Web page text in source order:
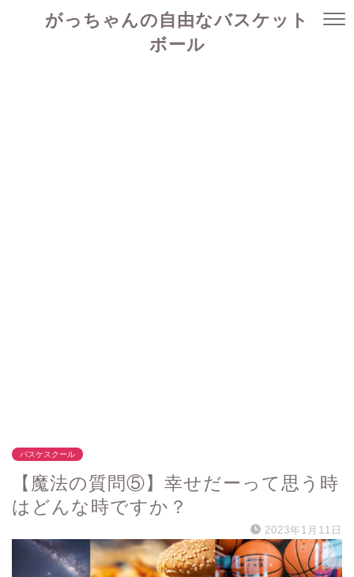
がっちゃんの自由なバスケット
ボール
バスケスクール
【魔法の質問⑤】幸せだーって思う時
はどんな時ですか？
2023年1月11日